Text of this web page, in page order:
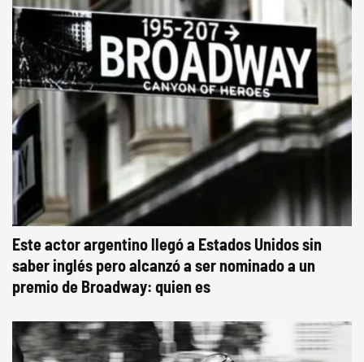
Este actor argentino llegó a Estados Unidos sin
saber inglés pero alcanzó a ser nominado a un
premio de Broadway: quien es